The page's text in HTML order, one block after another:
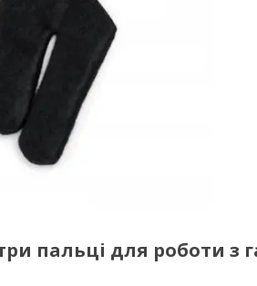
пальці для роботи з